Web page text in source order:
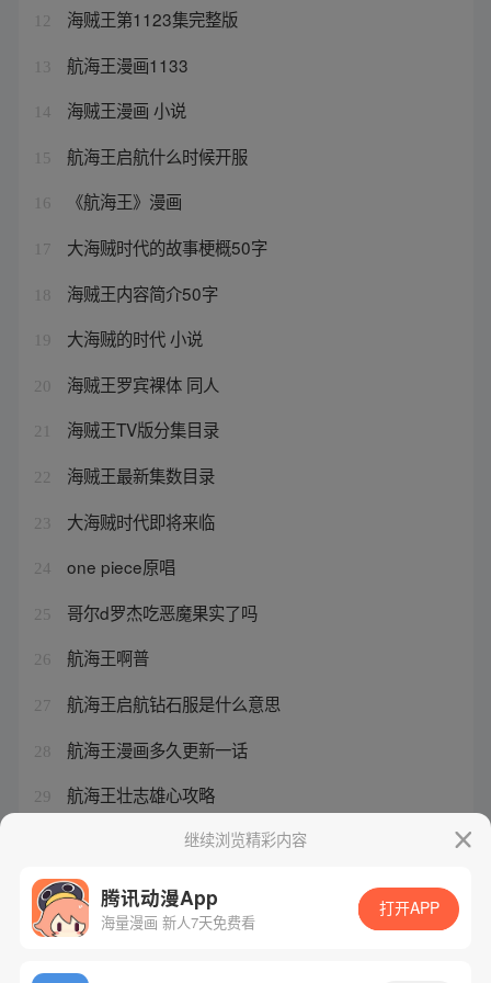
12 海贼王第1123集完整版
13 航海王漫画1133
14 海贼王漫画 小说
15 航海王启航什么时候开服
16 《航海王》漫画
17 大海贼时代的故事梗概50字
18 海贼王内容简介50字
19 大海贼的时代 小说
20 海贼王罗宾裸体 同人
21 海贼王TV版分集目录
22 海贼王最新集数目录
23 大海贼时代即将来临
24 one piece原唱
25 哥尔d罗杰吃恶魔果实了吗
26 航海王啊普
27 航海王启航钻石服是什么意思
28 航海王漫画多久更新一话
29 航海王壮志雄心攻略
海贼王第1集双语字幕版继续浏览精彩内容
腾讯动漫App
海量漫画 新人7天免费看
打开APP